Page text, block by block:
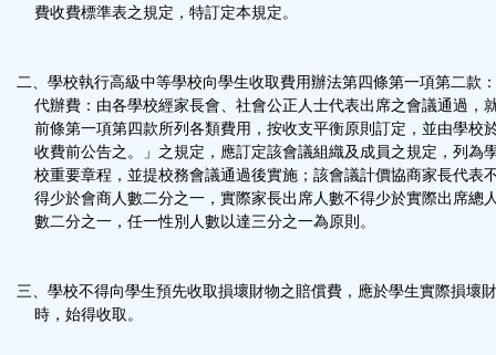
費收費標準表之規定，特訂定本規定。
二、學校執行高級中等學校向學生收取費用辦法第四條第一項第二款
代辦費：由各學校經家長會、社會公正人士代表出席之會議通過，
前條第一項第四款所列各類費用，按收支平衡原則訂定，並由學校
收費前公告之。」之規定，應訂定該會議組織及成員之規定，列為
校重要章程，並提校務會議通過後實施；該會議計價協商家長代表
得少於會商人數二分之一，實際家長出席人數不得少於實際出席總
數二分之一，任一性別人數以達三分之一為原則。
三、學校不得向學生預先收取損壞財物之賠償費，應於學生實際損壞
時，始得收取。